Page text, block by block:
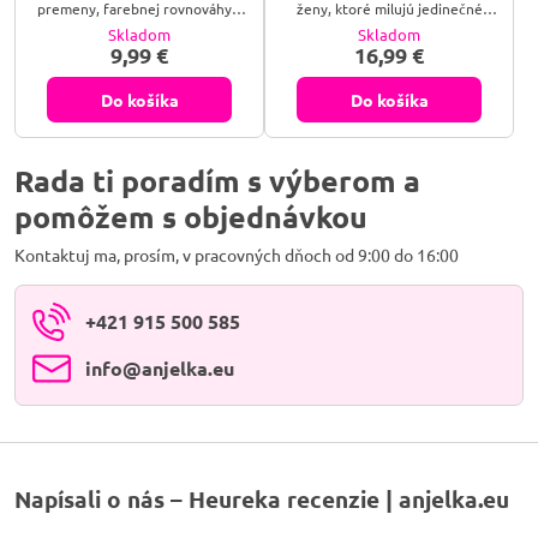
premeny, farebnej rovnováhy a
duchovnej sily. Tento jedinečný
náramok z bizmutu ti
pripomenie, že aj v chaose sa
rodí krása – a svetlo sa vždy
nájde.
Skladom
9,99 €
Do košíka
ženy, ktoré milujú jedinečné
šperky s charakterom. Vesmír
ukrytý v šperku. Náušnice z
bizmutu očaria svojou
kaleidoskopickou farebnosťou a
futuristickou geometriou – pre
ženy, ktoré milujú originálny štýl
a nekonvenčnú krásu.
Skladom
16,99 €
Do košíka
Rada ti poradím s výberom a
pomôžem s objednávkou
Kontaktuj ma, prosím, v pracovných dňoch od 9:00 do 16:00
+421 915 500 585
info​@anjelka​.eu
Napísali o nás – Heureka recenzie | anjelka.eu